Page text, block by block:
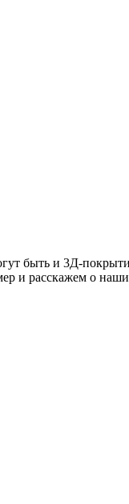
быть и 3Д-
и расскажем о